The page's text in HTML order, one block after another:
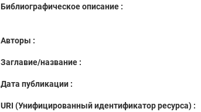
Библиографическое описание :
Авторы :
Заглавие/название :
Дата публикации :
URI (Унифицированный идентификатор ресурса) :